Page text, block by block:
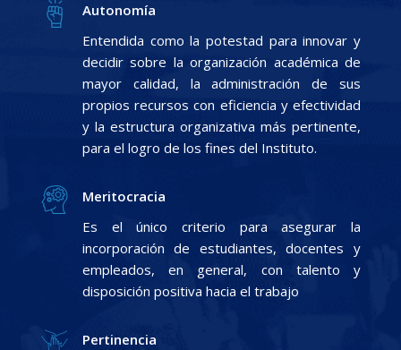
Autonomía
Entendida como la potestad para innovar y
decidir sobre la organización académica de
mayor calidad, la administración de sus
propios recursos con eficiencia y efectividad
y la estructura organizativa más pertinente,
para el logro de los fines del Instituto.
Meritocracia
Es el único criterio para asegurar la
incorporación de estudiantes, docentes y
empleados, en general, con talento y
disposición positiva hacia el trabajo
Pertinencia